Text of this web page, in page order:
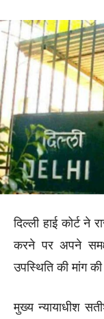
दिल्ली हाई कोर्ट ने
करने पर अपने
उपस्थिति की मांग
मुख्य न्यायाधीश